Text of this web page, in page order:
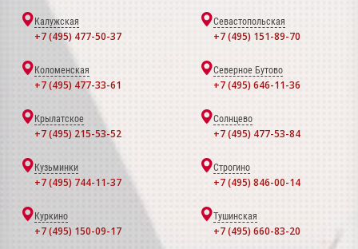
Калужская
+7 (495) 477-50-37
Севастопольская
+7 (495) 151-89-70
Коломенская
+7 (495) 477-33-61
Северное Бутово
+7 (495) 646-11-36
Крылатское
+7 (495) 215-53-52
Солнцево
+7 (495) 477-53-84
Кузьминки
+7 (495) 744-11-37
Строгино
+7 (495) 846-00-14
Куркино
+7 (495) 150-09-17
Тушинская
+7 (495) 660-83-20